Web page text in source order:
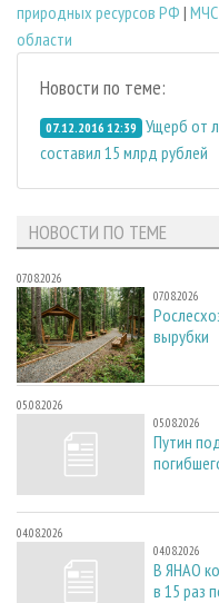
природных ресурсов РФ |
области
Новости по теме:
07.12.2016 12:39 Ущерб от
составил 15 млрд рублей
НОВОСТИ ПО ТЕМЕ
07.08.2026
07.08.2026
вырубки
05.08.2026
05.08.2026
Путин
04.08.2026
04.08.2026
В ЯНАО
в 15 раз